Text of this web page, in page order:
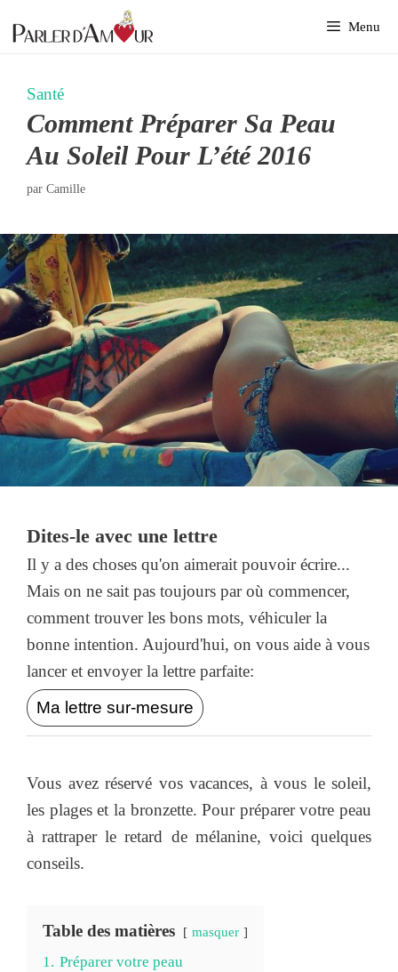
au
Menu
Santé
Comment Préparer Sa Peau
Au Soleil Pour L’été 2016
par Camille
Dites-le avec une lettre
Il y a des choses qu'on aimerait pouvoir écrire...
Mais on ne sait pas toujours par où commencer,
comment trouver les bons mots, véhiculer la
bonne intention. Aujourd'hui, on vous aide à vous
lancer et envoyer la lettre parfaite:
Ma lettre sur-mesure
Vous avez réservé vos vacances, à vous le soleil,
les plages et la bronzette. Pour préparer votre peau
à rattraper le retard de mélanine, voici quelques
conseils.
Table des matières masquer
1. Préparer votre peau